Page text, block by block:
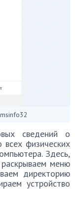
сведений о
физических
Здесь,
меню
директорию
устройство